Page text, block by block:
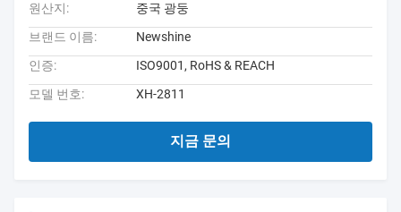
원산지:
중국 광둥
브랜드 이름:
Newshine
인증:
ISO9001, RoHS & REACH
모델 번호:
XH-2811
지금 문의